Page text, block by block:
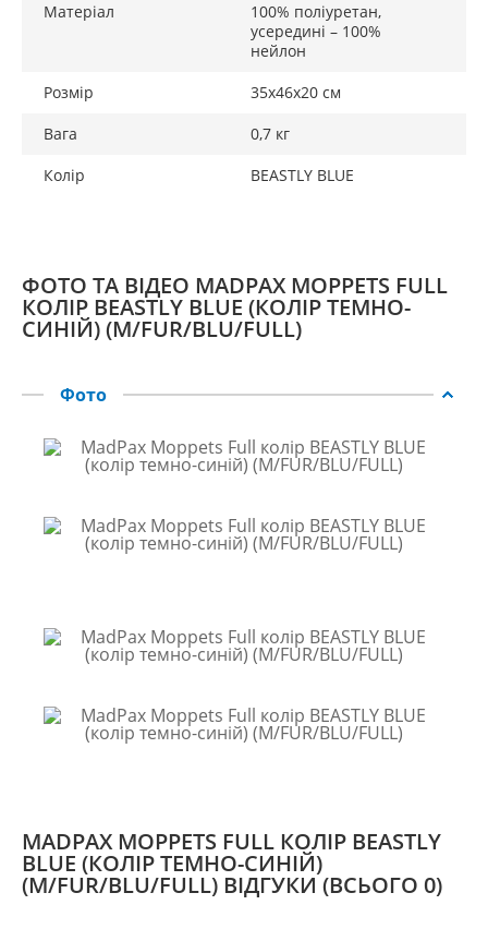
Матеріал
100% поліуретан,
усередині – 100%
нейлон
Розмір
35х46х20 см
Вага
0,7 кг
Колір
BEASTLY BLUE
ФОТО ТА ВІДЕО MADPAX MOPPETS FULL
КОЛІР BEASTLY BLUE (КОЛІР ТЕМНО-
СИНІЙ) (M/FUR/BLU/FULL)
Фото
MADPAX MOPPETS FULL КОЛІР BEASTLY
BLUE (КОЛІР ТЕМНО-СИНІЙ)
(M/FUR/BLU/FULL) ВІДГУКИ (ВСЬОГО 0)